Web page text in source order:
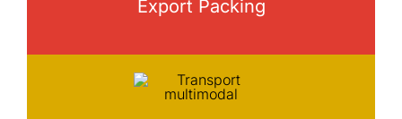
Export Packing